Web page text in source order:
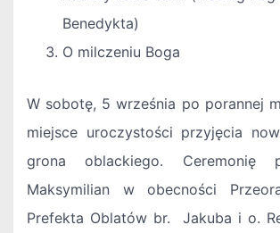
Benedykta)
O milczeniu Boga
W sobotę, 5 września po porannej
miejsce uroczystości przyjęcia
grona oblackiego. Ceremonię
Maksymilian w obecności
Prefekta Oblatów br. Jakuba i o.